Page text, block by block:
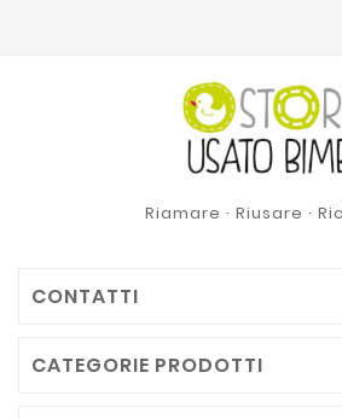
Riamare · Riusare ·
CONTATTI
CATEGORIE PRODOTTI